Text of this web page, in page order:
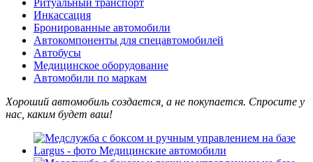
Инкассация
Бронированные автомобили
Автокомпоненты для спецавтомобилей
Автобусы
Медицинское оборудование
Автомобили по маркам
Хороший автомобиль создается, а не покупается. Спросите у
нас, каким будет ваш!